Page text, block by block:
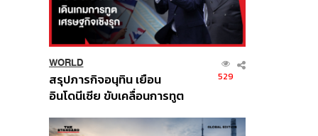
WORLD
สรุปภารกิจอนุทิน เยือน
อินโดนีเซีย ขับเคลื่อนการทูต
ส่วนยุทธศาสตร์ไทย –
529